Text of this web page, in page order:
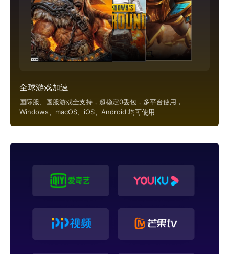
全球游戏加速
国际服、国服游戏全支持，超稳定0丢包，多平台使用，
Windows、macOS、iOS、Android 均可使用